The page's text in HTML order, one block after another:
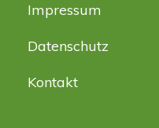
Impressum
Datenschutz
Kontakt